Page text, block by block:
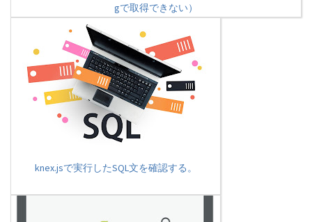
gで取得できない）
knex.jsで実行したSQL文を確認する。